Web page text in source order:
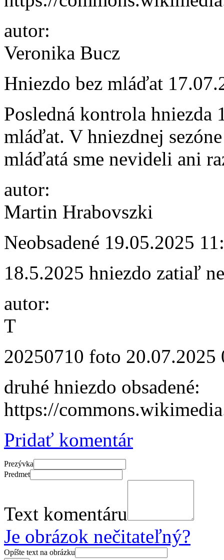
autor:
Veronika Bucz
Hniezdo bez mláďat
Posledná kontrola hniezda
mláďat. V hniezdnej
mláďatá sme nevideli ani
autor:
Martin Hrabovszki
Neobsadené 19.05.2025
18.5.2025 hniezdo zatiaľ
autor:
T
20250710 foto 20.07.2025
druhé hniezdo obsadené:
https://
Pridať komentár
Prezývka
Predmet
Text komentáru
Je obrázok nečitateľný?
Opíšte text na obrázku